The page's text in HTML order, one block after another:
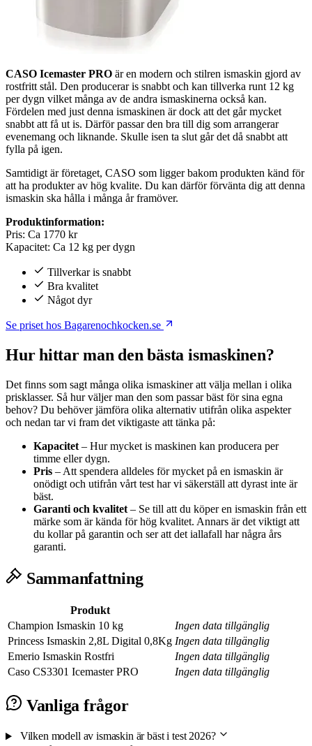
CASO Icemaster PRO är en modern och stilren ismaskin gjord av
rostfritt stål. Den producerar is snabbt och kan tillverka runt 12 kg
per dygn vilket många av de andra ismaskinerna också kan.
Fördelen med just denna ismaskinen är dock att det går mycket
snabbt att få ut is. Därför passar den bra till dig som arrangerar
evenemang och liknande. Skulle isen ta slut går det då snabbt att
fylla på igen.
Samtidigt är företaget, CASO som ligger bakom produkten känd för
att ha produkter av hög kvalite. Du kan därför förvänta dig att denna
ismaskin ska hålla i många år framöver.
Produktinformation:
Pris: Ca 1770 kr
Kapacitet: Ca 12 kg per dygn
Tillverkar is snabbt
Bra kvalitet
Något dyr
Se priset hos Bagarenochkocken.se
Hur hittar man den bästa ismaskinen?
Det finns som sagt många olika ismaskiner att välja mellan i olika
prisklasser. Så hur väljer man den som passar bäst för sina egna
behov? Du behöver jämföra olika alternativ utifrån olika aspekter
och nedan tar vi fram det viktigaste att tänka på:
Kapacitet – Hur mycket is maskinen kan producera per
timme eller dygn.
Pris – Att spendera alldeles för mycket på en ismaskin är
onödigt och utifrån vårt test har vi säkerställ att dyrast inte är
bäst.
Garanti och kvalitet – Se till att du köper en ismaskin från ett
märke som är kända för hög kvalitet. Annars är det viktigt att
du kollar på garantin och ser att det iallafall har några års
garanti.
Sammanfattning
Produkt
Champion Ismaskin 10 kg
Ingen data tillgänglig
Princess Ismaskin 2,8L Digital 0,8Kg Ingen data tillgänglig
Emerio Ismaskin Rostfri
Ingen data tillgänglig
Caso CS3301 Icemaster PRO
Ingen data tillgänglig
Vanliga frågor
Vilken modell av ismaskin är bäst i test 2026?